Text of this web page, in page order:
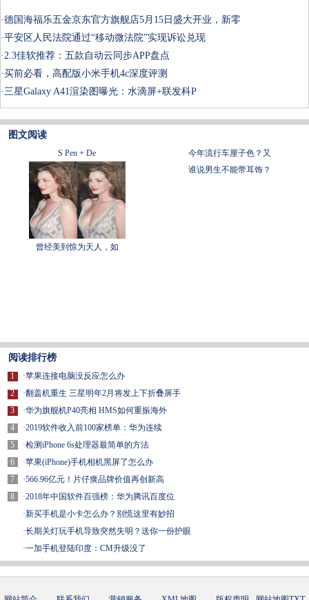
·德国海福乐五金京东官方旗舰店5月15日盛大开业，新零
·平安区人民法院通过“移动微法院”实现诉讼兑现
·2.3佳软推荐：五款自动云同步APP盘点
·买前必看，高配版小米手机4c深度评测
·三星Galaxy A41渲染图曝光：水滴屏+联发科P
图文阅读
S Pen + De 今年流行车厘子色？又
曾经美到惊为天人，如
谁说男生不能带耳饰？
阅读排行榜
1
2
3
4
5
6
7
8
·苹果连接电脑没反应怎么办
·翻盖机重生 三星明年2月将发上下折叠屏手
·华为旗舰机P40亮相 HMS如何重振海外
·2019软件收入前100家榜单：华为连续
·检测iPhone 6s处理器最简单的方法
·苹果(iPhone)手机相机黑屏了怎么办
·566.96亿元！片仔癀品牌价值再创新高
·2018年中国软件百强榜：华为腾讯百度位
·新买手机是小卡怎么办？别慌这里有妙招
·长期关灯玩手机导致突然失明？送你一份护眼
·一加手机登陆印度：CM升级没了